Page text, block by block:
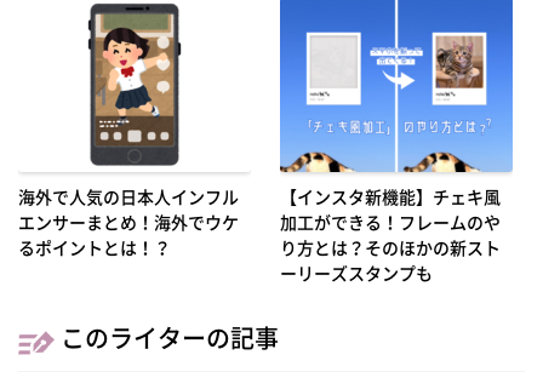
海外で人気の日本人インフル
エンサーまとめ！海外でウケ
るポイントとは！？
【インスタ新機能】チェキ風
加工ができる！フレームのや
り方とは？そのほかの新スト
ーリーズスタンプも
このライターの記事